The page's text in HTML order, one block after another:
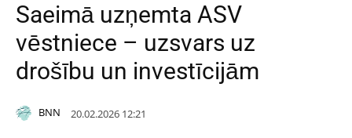
Saeimā uzņemta ASV
vēstniece – uzsvars uz
drošību un investīcijām
BNN 20.02.2026 12:21